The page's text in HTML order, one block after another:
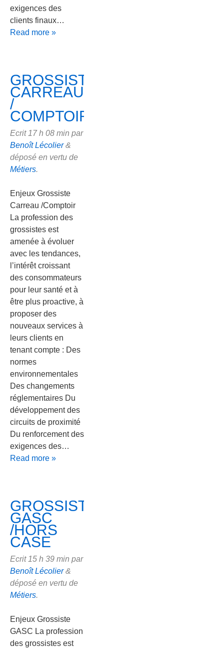
exigences des
clients finaux…
Read more »
GROSSISTE
CARREAU
/
COMPTOIR
Ecrit 17 h 08 min par
Benoît Lécolier &
déposé en vertu de
Métiers.
Enjeux Grossiste
Carreau /Comptoir
La profession des
grossistes est
amenée à évoluer
avec les tendances,
l’intérêt croissant
des consommateurs
pour leur santé et à
être plus proactive, à
proposer des
nouveaux services à
leurs clients en
tenant compte : Des
normes
environnementales
Des changements
réglementaires Du
développement des
circuits de proximité
Du renforcement des
exigences des…
Read more »
GROSSISTE
GASC
/HORS
CASE
Ecrit 15 h 39 min par
Benoît Lécolier &
déposé en vertu de
Métiers.
Enjeux Grossiste
GASC La profession
des grossistes est